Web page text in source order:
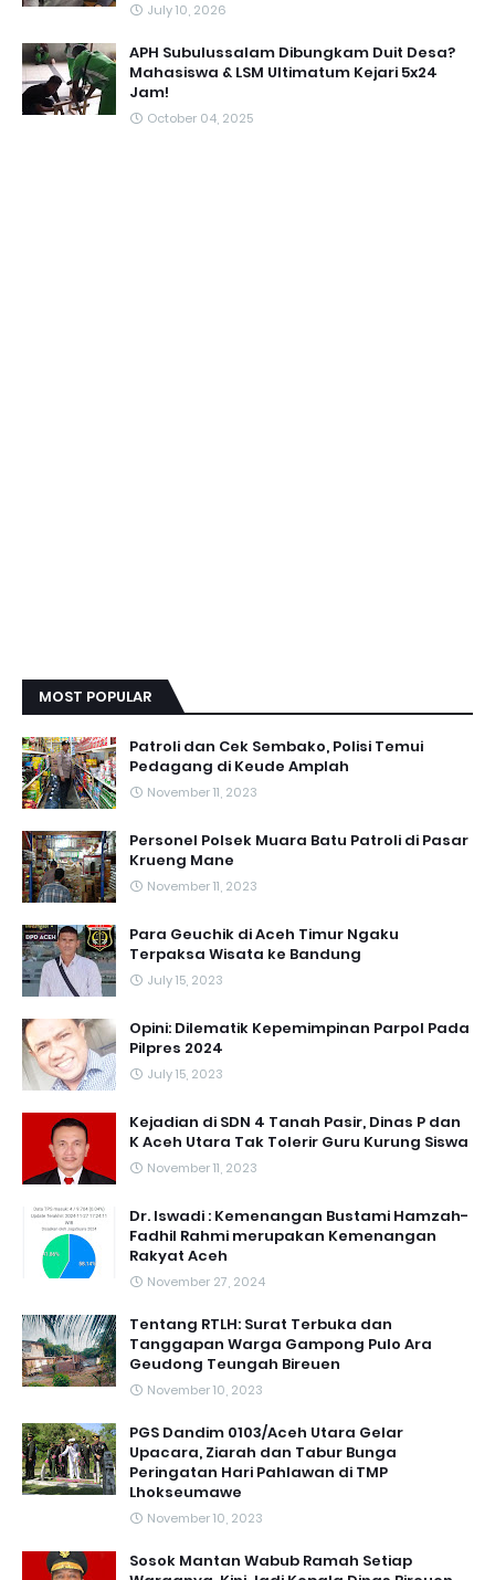
July 10, 2026
APH Subulussalam Dibungkam Duit Desa?
Mahasiswa & LSM Ultimatum Kejari 5x24
Jam!
October 04, 2025
MOST POPULAR
Patroli dan Cek Sembako, Polisi Temui
Pedagang di Keude Amplah
November 11, 2023
Personel Polsek Muara Batu Patroli di Pasar
Krueng Mane
November 11, 2023
Para Geuchik di Aceh Timur Ngaku
Terpaksa Wisata ke Bandung
July 15, 2023
Opini: Dilematik Kepemimpinan Parpol Pada
Pilpres 2024
July 15, 2023
Kejadian di SDN 4 Tanah Pasir, Dinas P dan
K Aceh Utara Tak Tolerir Guru Kurung Siswa
November 11, 2023
Dr. Iswadi : Kemenangan Bustami Hamzah-
Fadhil Rahmi merupakan Kemenangan
Rakyat Aceh
November 27, 2024
Tentang RTLH: Surat Terbuka dan
Tanggapan Warga Gampong Pulo Ara
Geudong Teungah Bireuen
November 10, 2023
PGS Dandim 0103/Aceh Utara Gelar
Upacara, Ziarah dan Tabur Bunga
Peringatan Hari Pahlawan di TMP
Lhokseumawe
November 10, 2023
Sosok Mantan Wabub Ramah Setiap